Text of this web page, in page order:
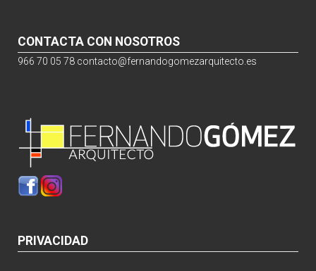
CONTACTA CON NOSOTROS
966 70 05 78 contacto@fernandogomezarquitecto.es
PRIVACIDAD